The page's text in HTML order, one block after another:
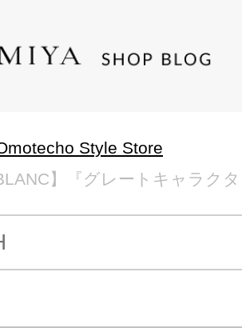
Style Store
】『グレートキャラク